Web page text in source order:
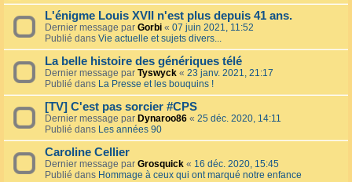
L'énigme Louis XVII n'est plus depuis 41 ans.
Dernier message par Gorbi « 07 juin 2021, 11:52
Publié dans Vie actuelle et sujets divers...
La belle histoire des génériques télé
Dernier message par Tyswyck « 23 janv. 2021, 21:17
Publié dans La Presse et les bouquins !
[TV] C'est pas sorcier #CPS
Dernier message par Dynaroo86 « 25 déc. 2020, 14:11
Publié dans Les années 90
Caroline Cellier
Dernier message par Grosquick « 16 déc. 2020, 15:45
Publié dans Hommage à ceux qui ont marqué notre enfance